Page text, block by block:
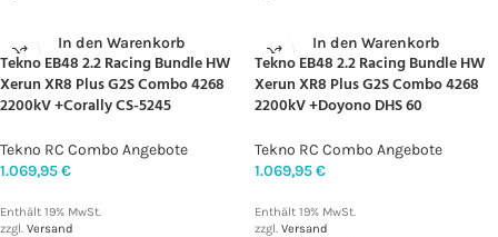
In den Warenkorb
Tekno EB48 2.2 Racing Bundle HW
Xerun XR8 Plus G2S Combo 4268
2200kV +Corally CS-5245
Tekno RC Combo Angebote
1.069,95€
Enthält 19% MwSt.
zzgl. Versand
In den Warenkorb
Tekno EB48 2.2 Racing Bundle HW
Xerun XR8 Plus G2S Combo 4268
2200kV +Doyono DHS 60
Tekno RC Combo Angebote
1.069,95€
Enthält 19% MwSt.
zzgl. Versand